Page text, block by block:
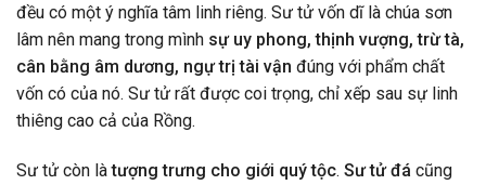
đều có một ý nghĩa tâm linh riêng. Sư tử vốn dĩ là chúa sơn
lâm nên mang trong mình sự uy phong, thịnh vượng, trừ tà,
cân bằng âm dương, ngự trị tài vận đúng với phẩm chất
vốn có của nó. Sư tử rất được coi trọng, chỉ xếp sau sự linh
thiêng cao cả của Rồng.
Sư tử còn làtượng trưng cho giới quý tộc. Sư tử đá cũng